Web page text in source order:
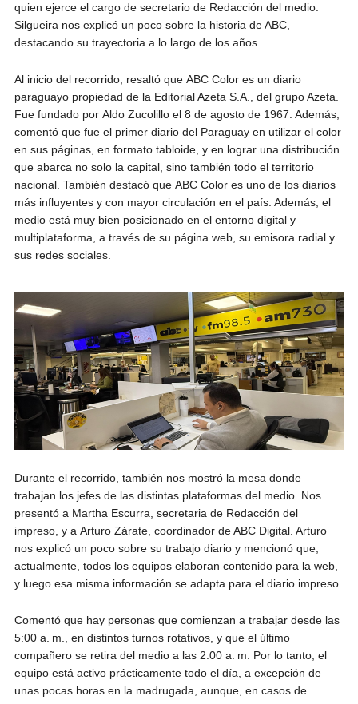
quien ejerce el cargo de secretario de Redacción del medio.
Silgueira nos explicó un poco sobre la historia de ABC,
destacando su trayectoria a lo largo de los años.
Al inicio del recorrido, resaltó que ABC Color es un diario
paraguayo propiedad de la Editorial Azeta S.A., del grupo Azeta.
Fue fundado por Aldo Zucolillo el 8 de agosto de 1967. Además,
comentó que fue el primer diario del Paraguay en utilizar el color
en sus páginas, en formato tabloide, y en lograr una distribución
que abarca no solo la capital, sino también todo el territorio
nacional. También destacó que ABC Color es uno de los diarios
más influyentes y con mayor circulación en el país. Además, el
medio está muy bien posicionado en el entorno digital y
multiplataforma, a través de su página web, su emisora radial y
sus redes sociales.
Durante el recorrido, también nos mostró la mesa donde
trabajan los jefes de las distintas plataformas del medio. Nos
presentó a Martha Escurra, secretaria de Redacción del
impreso, y a Arturo Zárate, coordinador de ABC Digital. Arturo
nos explicó un poco sobre su trabajo diario y mencionó que,
actualmente, todos los equipos elaboran contenido para la web,
y luego esa misma información se adapta para el diario impreso.
Comentó que hay personas que comienzan a trabajar desde las
5:00 a. m., en distintos turnos rotativos, y que el último
compañero se retira del medio a las 2:00 a. m. Por lo tanto, el
equipo está activo prácticamente todo el día, a excepción de
unas pocas horas en la madrugada, aunque, en casos de